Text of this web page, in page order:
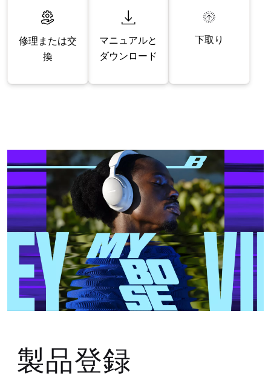
修理または交
換
マニュアルと
ダウンロード
下取り
製品登録